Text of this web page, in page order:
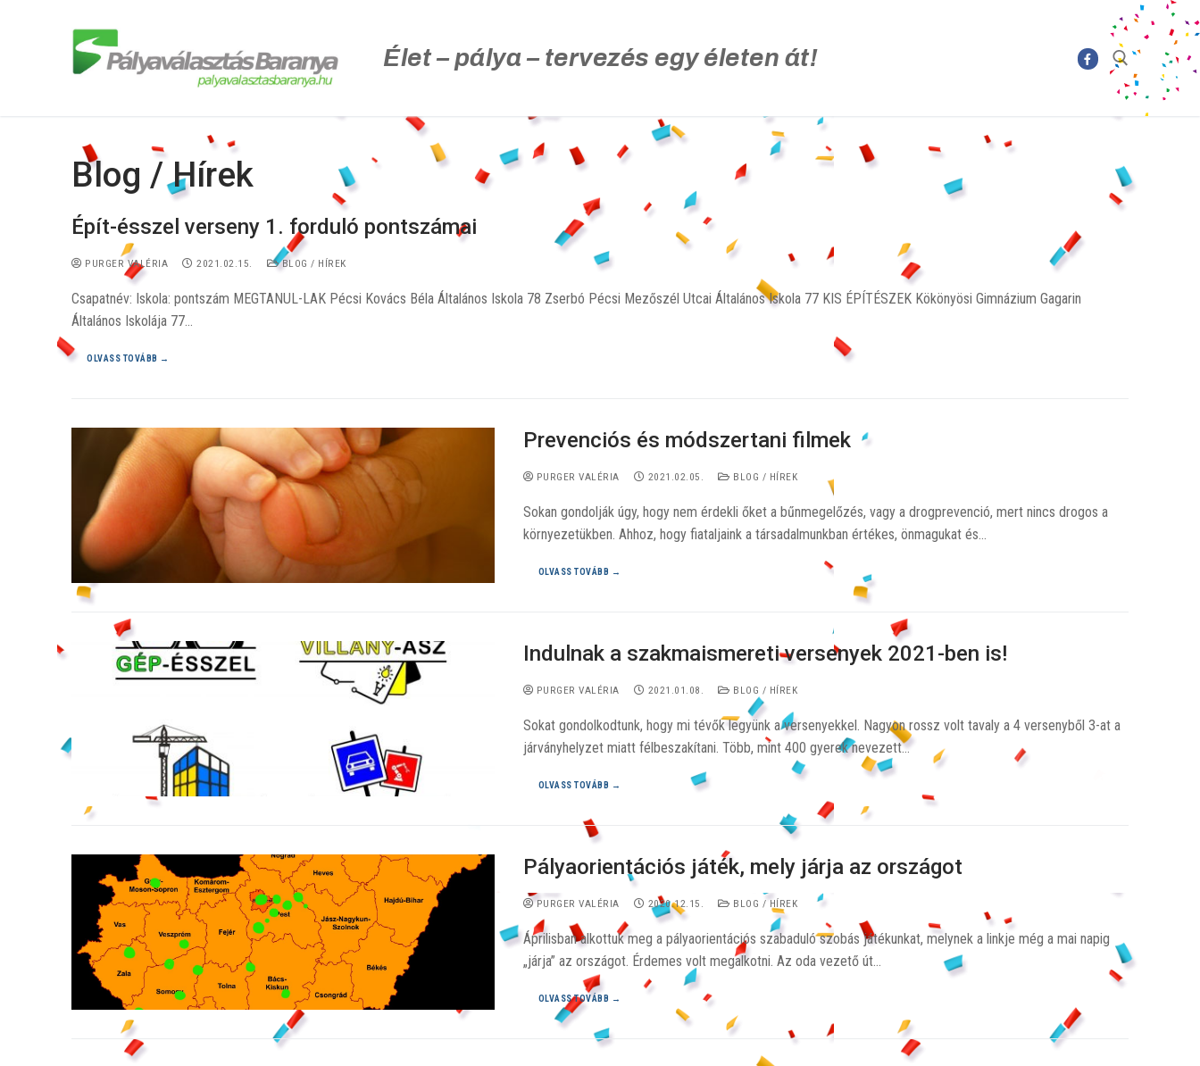
Élet – pálya – tervezés egy életen át!
Blog / Hírek
Épít-ésszel verseny 1. forduló pontszámai
PURGER VALÉRIA 2021.02.15. BLOG / HÍREK
Csapatnév: Iskola: pontszám MEGTANUL-LAK Pécsi Kovács Béla Általános Iskola 78 Zserbó Pécsi Mezőszél Utcai Általános Iskola 77 KIS ÉPÍTÉSZEK Kökönyösi Gimnázium Gagarin
Általános Iskolája 77…
OLVASS TOVÁBB →
Prevenciós és módszertani filmek
PURGER VALÉRIA 2021.02.05. BLOG / HÍREK
Sokan gondolják úgy, hogy nem érdekli őket a bűnmegelőzés, vagy a drogprevenció, mert nincs drogos a
környezetükben. Ahhoz, hogy fiataljaink a társadalmunkban értékes, önmagukat és…
OLVASS TOVÁBB →
Indulnak a szakmaismereti versenyek 2021-ben is!
PURGER VALÉRIA 2021.01.08. BLOG / HÍREK
Sokat gondolkodtunk, hogy mi tévők legyünk a versenyekkel. Nagyon rossz volt tavaly a 4 versenyből 3-at a
járványhelyzet miatt félbeszakítani. Több, mint 400 gyerek nevezett…
OLVASS TOVÁBB →
Pályaorientációs játék, mely járja az országot
PURGER VALÉRIA 2020.12.15. BLOG / HÍREK
Áprilisban alkottuk meg a pályaorientációs szabaduló szobás játékunkat, melynek a linkje még a mai napig
„járja” az országot. Érdemes volt megalkotni. Az oda vezető út…
OLVASS TOVÁBB →